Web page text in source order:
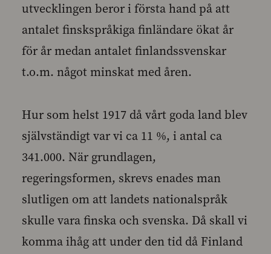
utvecklingen beror i första hand på att
antalet finskspråkiga finländare ökat år
för år medan antalet finlandssvenskar
t.o.m. något minskat med åren.
Hur som helst 1917 då vårt goda land blev
självständigt var vi ca 11 %, i antal ca
341.000. När grundlagen,
regeringsformen, skrevs enades man
slutligen om att landets nationalspråk
skulle vara finska och svenska. Då skall vi
komma ihåg att under den tid då Finland